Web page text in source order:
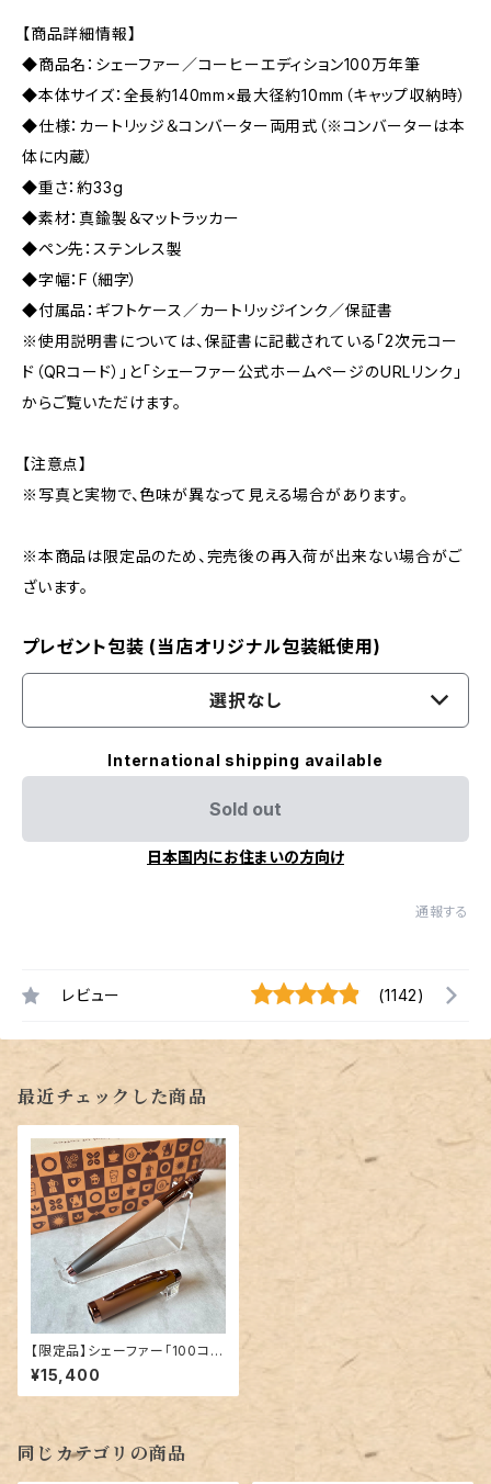
【商品詳細情報】
◆商品名：シェーファー／コーヒーエディション100万年筆
◆本体サイズ：全長約140mm×最大径約10mm（キャップ収納時）
◆仕様：カートリッジ＆コンバーター両用式（※コンバーターは本
体に内蔵）
◆重さ：約33g
◆素材：真鍮製＆マットラッカー
◆ペン先：ステンレス製
◆字幅：F（細字）
◆付属品：ギフトケース／カートリッジインク／保証書
※使用説明書については、保証書に記載されている「2次元コー
ド（QRコード）」と「シェーファー公式ホームページのURLリンク」
からご覧いただけます。
【注意点】
※写真と実物で、色味が異なって見える場合があります。
※本商品は限定品のため、完売後の再入荷が出来ない場合がご
ざいます。
プレゼント包装 (当店オリジナル包装紙使用)
選択なし
International shipping available
Sold out
日本国内にお住まいの方向け
通報する
レビュー (1142)
最近チェックした商品
【限定品】シェーファー「100コー
ヒーエディション万年筆」／字幅
F
¥15,400
同じカテゴリの商品